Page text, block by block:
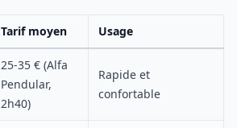
Tarif moyen Usage
25-35 € (Alfa
Pendular,
2h40)
Rapide et
confortable